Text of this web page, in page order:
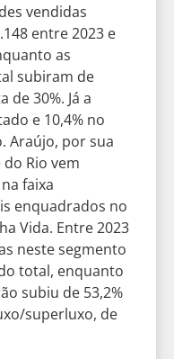
vendidas
entre 2023 e
as
subiram de
de 30%. Já a
e 10,4% no
Araújo, por sua
Rio vem
faixa
enquadrados no
Vida. Entre 2023
neste segmento
total, enquanto
subiu de 53,2%
superluxo, de